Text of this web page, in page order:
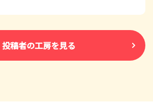
投稿者の工房を見る